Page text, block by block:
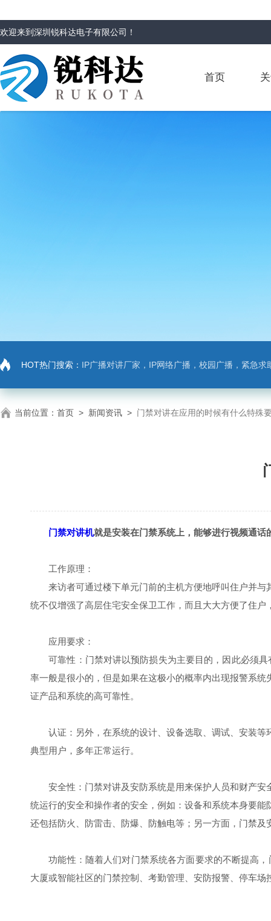
欢迎来到深圳锐科达电子有限公司 ！
首页
HOT热门搜索： IP广播对讲厂家，IP网络广播，校园广播，紧急求助，IP广播对讲系
当前位置： 首页 > 新闻资讯 > 门禁对讲在应用的时候有什么特殊
门禁对讲机就是安装在门禁系统上，能够进行视频通
工作原理：
来访者可通过楼下单元门前的主机方便地呼叫住户并与
统不仅增强了高层住宅安全保卫工作，而且大大方便了住
应用要求：
可靠性：门禁对讲以预防损失为主要目的，因此必须具
率一般是很小的，但是如果在这极小的概率内出现报警系
证产品和系统的高可靠性。
认证：另外，在系统的设计、设备选取、调试、安装等
典型用户，多年正常运行。
安全性：门禁对讲及安防系统是用来保护人员和财产安
统运行的安全和操作者的安全，例如：设备和系统本身要
还包括防火、防雷击、防爆、防触电等；另一方面，门禁
功能性：随着人们对门禁系统各方面要求的不断提高，
大厦或智能社区的门禁控制、考勤管理、安防报警、停车